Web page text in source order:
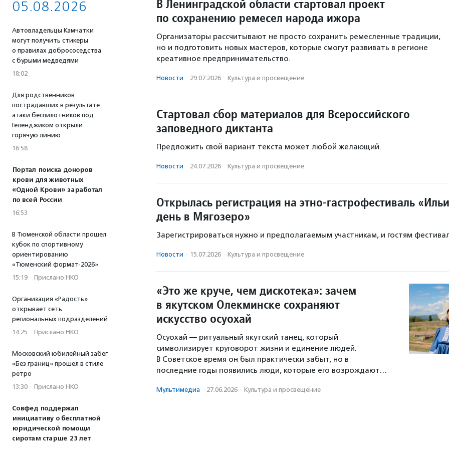
05.08.2026
Автовладельцы Камчатки
могут получить стикеры
о правилах добрососедства
с бурыми медведями
18:02
Для родственников
пострадавших в результате
атаки беспилотников под
Геленджиком открыли
горячую линию
16:58
Портал поиска доноров
крови для животных
«Одной Крови» заработал
по всей России
16:53
В Тюменской области прошел
кубок по спортивному
ориентированию
«Тюменский формат-2026»
15:19 · Прислано НКО
Организация «Радость»
открывает сеть
региональных подразделений
14:25 · Прислано НКО
Московский юбилейный забег
«Без границ» прошел в стиле
ретро
13:30 · Прислано НКО
Совфед поддержал
инициативу о бесплатной
юридической помощи
сиротам старше 23 лет
В Ленинградской области стартовал проект
по сохранению ремесел народа ижора
Организаторы рассчитывают не просто сохранить ремесленные традиции,
но и подготовить новых мастеров, которые смогут развивать в регионе
креативное предпринимательство.
Новости · 29.07.2026 · Культура и просвещение
Стартовал сбор материалов для Всероссийского
заповедного диктанта
Предложить свой вариант текста может любой желающий.
Новости · 24.07.2026 · Культура и просвещение
Открылась регистрация на этно-гастрофестиваль
день в Мягозеро»
Зарегистрироваться нужно и предполагаемым участникам, и гостям
Новости · 15.07.2026 · Культура и просвещение
«Это же круче, чем дискотека»: зачем
в якутском Олекминске сохраняют
искусство осуохай
Осуохай — ритуальный якутский танец, который
символизирует круговорот жизни и единение людей.
В Советское время он был практически забыт, но в
последние годы появились люди, которые его возрождают…
Мультимедиа · 27.06.2026 · Культура и просвещение